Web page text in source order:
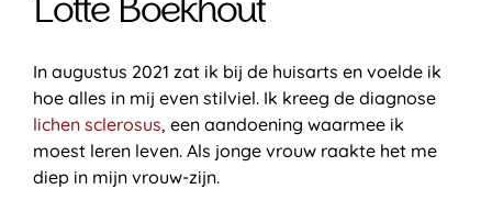
Lotte Boekhout
In augustus 2021 zat ik bij de huisarts en voelde ik
hoe alles in mij even stilviel. Ik kreeg de diagnose
lichen sclerosus, een aandoening waarmee ik
moest leren leven. Als jonge vrouw raakte het me
diep in mijn vrouw-zijn.